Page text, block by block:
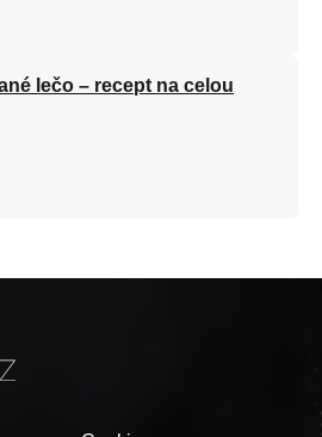
lečo – recept na celou